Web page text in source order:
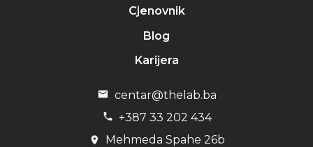
Cjenovnik
Blog
Karijera
centar@thelab.ba
+387 33 202 434
Mehmeda Spahe 26b